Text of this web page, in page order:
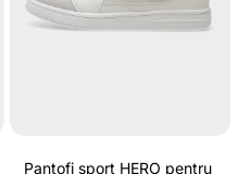
Pantofi sport HERO pentru